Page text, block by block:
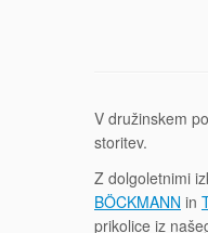
V družinskem
storitev.
Z dolgoletnimi
BÖCKMANN in
prikolice iz